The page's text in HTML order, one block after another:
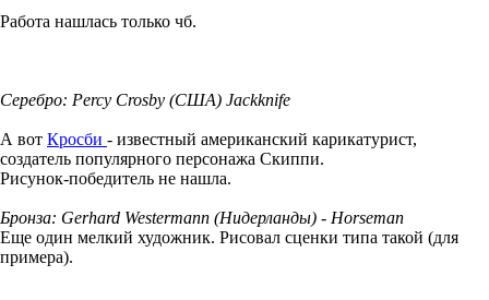
Работа нашлась только чб.
Серебро: Percy Crosby (США) Jackknife
А вот Кросби - известный американский карикатурист,
создатель популярного персонажа Скиппи.
Рисунок-победитель не нашла.
Бронза: Gerhard Westermann (Нидерланды) - Horseman
Еще один мелкий художник. Рисовал сценки типа такой (для
примера).